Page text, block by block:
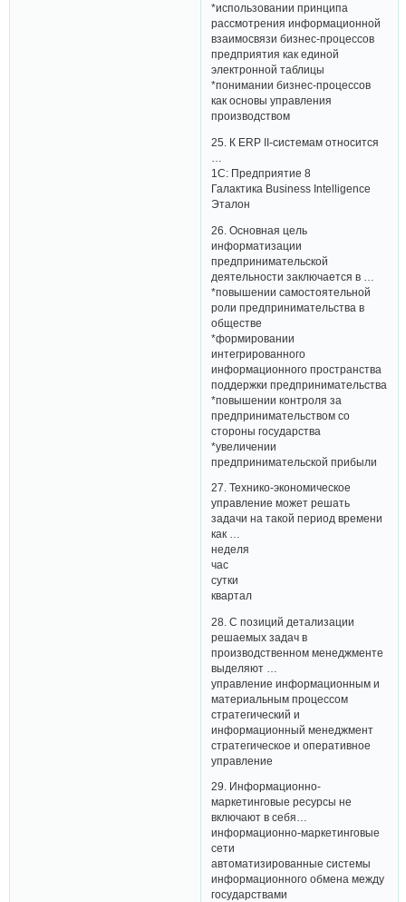
*использовании принципа
рассмотрения информационной
взаимосвязи бизнес-процессов
предприятия как единой
электронной таблицы
*понимании бизнес-процессов
как основы управления
производством
25. К ERP II-системам относится
1С: Предприятие 8
Галактика Business Intelligence
Эталон
26. Основная цель
информатизации
предпринимательской
деятельности заключается в …
*повышении самостоятельной
роли предпринимательства в
обществе
*формировании
интегрированного
информационного пространства
поддержки предпринимательства
*повышении контроля за
предпринимательством со
стороны государства
*увеличении
предпринимательской прибыли
27. Технико-экономическое
управление может решать
задачи на такой период времени
как …
неделя
час
сутки
квартал
28. С позиций детализации
решаемых задач в
производственном менеджменте
выделяют …
управление информационным и
материальным процессом
стратегический и
информационный менеджмент
стратегическое и оперативное
управление
29. Информационно-
маркетинговые ресурсы не
включают в себя…
информационно-маркетинговые
сети
автоматизированные системы
информационного обмена между
государствами